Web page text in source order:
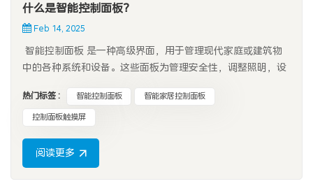
什么是智能控制面板？
Feb 14, 2025
智能控制面板 是一种高级界面，用于管理现代家庭或建筑物
中的各种系统和设备。这些面板为管理安全性，调整照明，设
能家庭技术的兴起，对高效，用户友好的控制系统的需求已经
增长。智能控制面板，通常配备 控制面板触摸屏，允许用户无
热门标签 : 智能控制面板 智能家居控制面板
控制面板触摸屏
阅读更多